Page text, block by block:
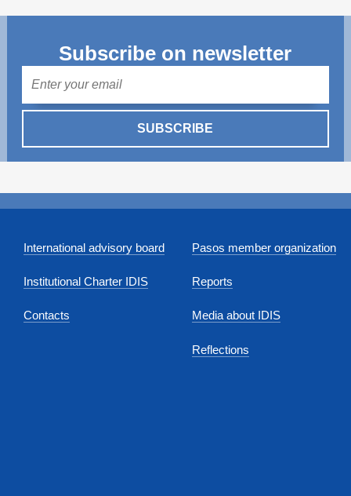
Subscribe on newsletter
SUBSCRIBE
International advisory board
Institutional Charter IDIS
Contacts
Pasos member organization
Reports
Media about IDIS
Reflections